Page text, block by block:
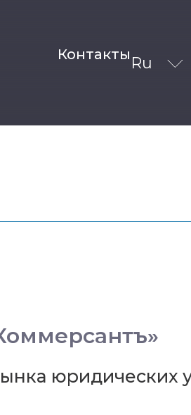
Контакты Ru
юридических